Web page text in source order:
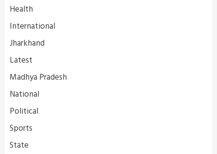
Health
International
Jharkhand
Latest
Madhya Pradesh
National
Political
Sports
State